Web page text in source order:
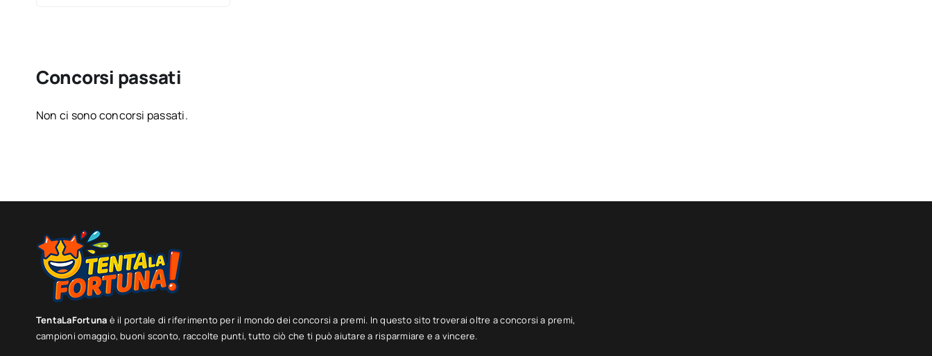
Concorsi passati
Non ci sono concorsi passati.
TentaLaFortuna è il portale di riferimento per il mondo dei concorsi a premi. In questo sito troverai oltre a concorsi a premi,
campioni omaggio, buoni sconto, raccolte punti, tutto ciò che ti può aiutare a risparmiare e a vincere.